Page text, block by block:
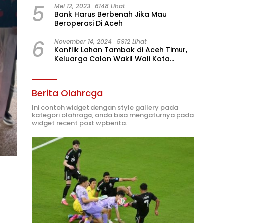
5 Mei 12, 2023 6148 Lihat
Bank Harus Berbenah Jika Mau
Beroperasi Di Aceh
6 November 14, 2024 5912 Lihat
Konflik Lahan Tambak di Aceh Timur,
Keluarga Calon Wakil Wali Kota
Berita Olahraga
Ini contoh widget dengan style gallery pada
kategori olahraga, anda bisa mengaturnya pada
widget recent post wpberita.